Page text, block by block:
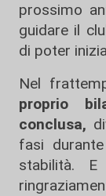
prossimo
guidare il
di poter
Nel
proprio
conclusa,
fasi
stabilità.